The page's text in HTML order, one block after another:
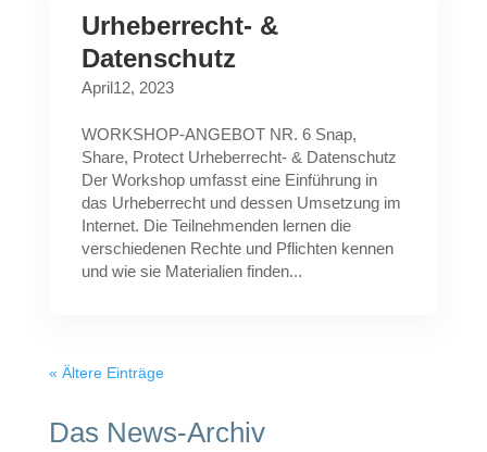
Urheberrecht- &
Datenschutz
April12, 2023
WORKSHOP-ANGEBOT NR. 6 Snap,
Share, Protect Urheberrecht- & Datenschutz
Der Workshop umfasst eine Einführung in
das Urheberrecht und dessen Umsetzung im
Internet. Die Teilnehmenden lernen die
verschiedenen Rechte und Pflichten kennen
und wie sie Materialien finden...
« Ältere Einträge
Das News-Archiv